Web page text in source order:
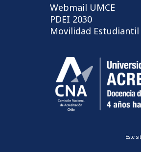
Webmail UMCE
PDEI 2030
Movilidad Estudiantil
Este